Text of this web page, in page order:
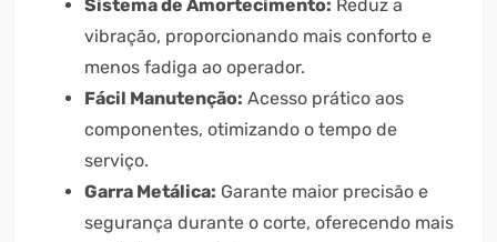
Sistema de Amortecimento: Reduz a
vibração, proporcionando mais conforto e
menos fadiga ao operador.
Fácil Manutenção: Acesso prático aos
componentes, otimizando o tempo de
serviço.
Garra Metálica: Garante maior precisão e
segurança durante o corte, oferecendo mais